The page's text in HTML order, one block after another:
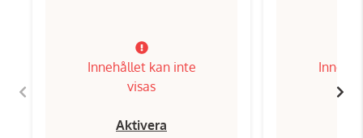
Innehållet kan inte
visas
Aktivera